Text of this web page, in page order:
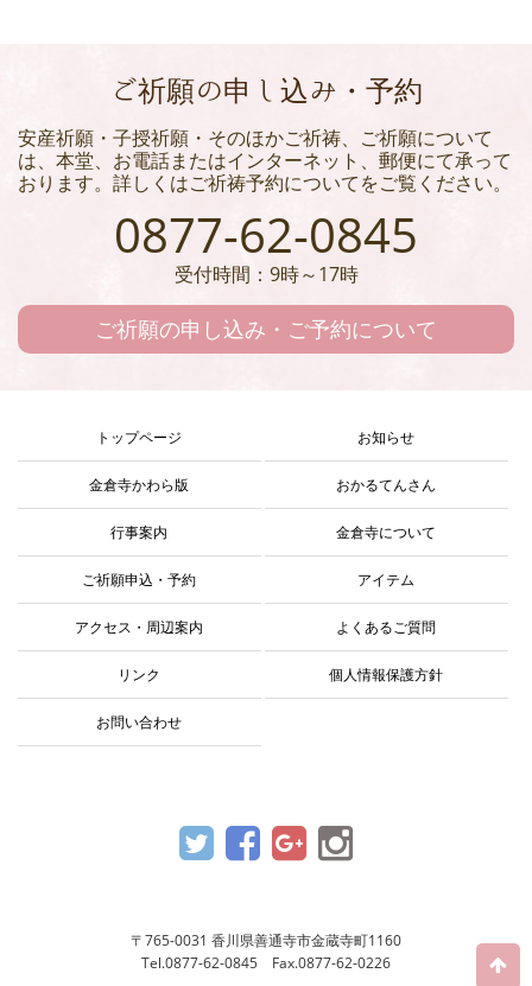
ご祈願の申し込み・予約
安産祈願・子授祈願・そのほかご祈祷、ご祈願について
は、本堂、お電話またはインターネット、郵便にて承って
おります。詳しくはご祈祷予約についてをご覧ください。
0877-62-0845
受付時間：9時～17時
ご祈願の申し込み・ご予約について
トップページ お知らせ
金倉寺かわら版 おかるてんさん
行事案内 金倉寺について
ご祈願申込・予約 アイテム
アクセス・周辺案内 よくあるご質問
リンク 個人情報保護方針
お問い合わせ
〒765-0031 香川県善通寺市金蔵寺町1160
Tel.0877-62-0845 Fax.0877-62-0226